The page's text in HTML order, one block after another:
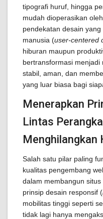
tipografi huruf, hingga
mudah dioperasikan
pendekatan desain
manusia (user-centered
hiburan maupun
bertransformasi
stabil, aman, dan
yang luar biasa bagi
Menerapkan
Lintas
Menghilangkan
Salah satu pilar paling
kualitas pengembang
dalam membangun
prinsip desain responsif (
mobilitas tinggi seperti
tidak lagi hanya